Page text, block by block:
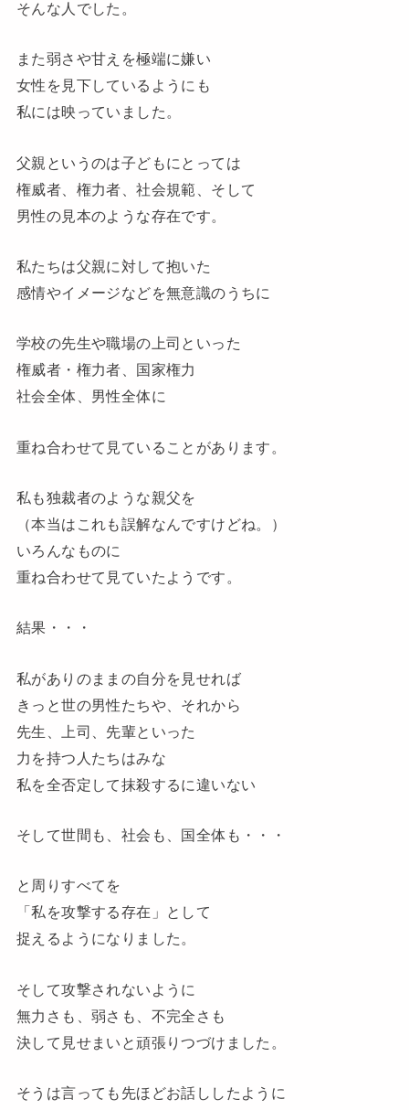
そんな人でした。
また弱さや甘えを極端に嫌い
女性を見下しているようにも
私には映っていました。
父親というのは子どもにとっては
権威者、権力者、社会規範、そして
男性の見本のような存在です。
私たちは父親に対して抱いた
感情やイメージなどを無意識のうちに
学校の先生や職場の上司といった
権威者・権力者、国家権力
社会全体、男性全体に
重ね合わせて見ていることがあります。
私も独裁者のような親父を
（本当はこれも誤解なんですけどね。）
いろんなものに
重ね合わせて見ていたようです。
結果・・・
私がありのままの自分を見せれば
きっと世の男性たちや、それから
先生、上司、先輩といった
力を持つ人たちはみな
私を全否定して抹殺するに違いない
そして世間も、社会も、国全体も・・・
と周りすべてを
「私を攻撃する存在」として
捉えるようになりました。
そして攻撃されないように
無力さも、弱さも、不完全さも
決して見せまいと頑張りつづけました。
そうは言っても先ほどお話ししたように